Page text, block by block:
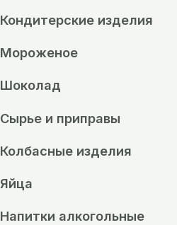
Кондитерские изделия
Мороженое
Шоколад
Сырье и приправы
Колбасные изделия
Яйца
Напитки алкогольные